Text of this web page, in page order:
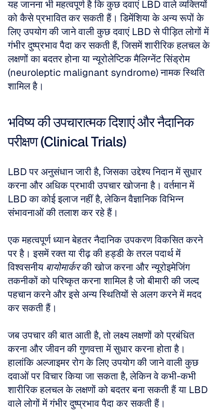
यह जानना भी महत्वपूर्ण है कि कुछ दवाएं LBD वाले व्यक्तियों
को कैसे प्रभावित कर सकती हैं। डिमेंशिया के अन्य रूपों के
लिए उपयोग की जाने वाली कुछ दवाएं LBD से पीड़ित लोगों में
गंभीर दुष्प्रभाव पैदा कर सकती हैं, जिसमें शारीरिक हलचल के
लक्षणों का बदतर होना या न्यूरोलेप्टिक मैलिग्नेंट सिंड्रोम
(neuroleptic malignant syndrome) नामक स्थिति
शामिल है।
भविष्य की उपचारात्मक दिशाएं और नैदानिक
परीक्षण (Clinical Trials)
LBD पर अनुसंधान जारी है, जिसका उद्देश्य निदान में सुधार
करना और अधिक प्रभावी उपचार खोजना है। वर्तमान में
LBD का कोई इलाज नहीं है, लेकिन वैज्ञानिक विभिन्न
संभावनाओं की तलाश कर रहे हैं।
एक महत्वपूर्ण ध्यान बेहतर नैदानिक उपकरण विकसित करने
पर है। इसमें रक्त या रीढ़ की हड्डी के तरल पदार्थ में
विश्वसनीय बायोमार्कर की खोज करना और न्यूरोइमेजिंग
तकनीकों को परिष्कृत करना शामिल है जो बीमारी की जल्द
पहचान करने और इसे अन्य स्थितियों से अलग करने में मदद
कर सकती हैं।
जब उपचार की बात आती है, तो लक्ष्य लक्षणों को प्रबंधित
करना और जीवन की गुणवत्ता में सुधार करना होता है।
हालांकि अल्जाइमर रोग के लिए उपयोग की जाने वाली कुछ
दवाओं पर विचार किया जा सकता है, लेकिन वे कभी-कभी
शारीरिक हलचल के लक्षणों को बदतर बना सकती हैं या LBD
वाले लोगों में गंभीर दुष्प्रभाव पैदा कर सकती हैं।